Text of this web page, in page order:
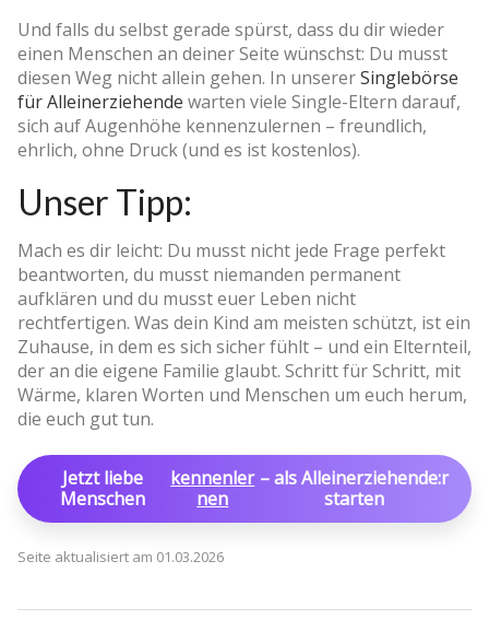
Und falls du selbst gerade spürst, dass du dir wieder
einen Menschen an deiner Seite wünschst: Du musst
diesen Weg nicht allein gehen. In unsererSinglebörse
für Alleinerziehende warten viele Single-Eltern darauf,
sich auf Augenhöhe kennenzulernen – freundlich,
ehrlich, ohne Druck (und es ist kostenlos).
Unser Tipp:
Mach es dir leicht: Du musst nicht jede Frage perfekt
beantworten, du musst niemanden permanent
aufklären und du musst euer Leben nicht
rechtfertigen. Was dein Kind am meisten schützt, ist ein
Zuhause, in dem es sich sicher fühlt – und ein Elternteil,
der an die eigene Familie glaubt. Schritt für Schritt, mit
Wärme, klaren Worten und Menschen um euch herum,
die euch gut tun.
Jetzt liebe
Menschen
kennenler
nen
– als Alleinerziehende:r
starten
Seite aktualisiert am 01.03.2026